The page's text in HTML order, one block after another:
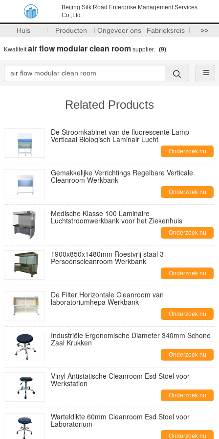
Beijing Silk Road Enterprise Management Services
Co.,Ltd.
Huis Producten Ongeveer ons Fabrieksreis >>
Kwaliteitair flow modular clean room supplier. (9)
Related Products
De Stroomkabinet van de fluorescente Lamp
Verticaal Biologisch Laminair Lucht
Onderzoek nu
Gemakkelijke Verrichtings Regelbare Verticale
Cleanroom Werkbank
Onderzoek nu
Medische Klasse 100 Laminaire
Luchtstroomwerkbank voor het Ziekenhuis
Onderzoek nu
1900x850x1480mm Roestvrij staal 3
Persoonscleanroom Werkbank
Onderzoek nu
De Filter Horizontale Cleanroom van
laboratoriumhepa Werkbank
Onderzoek nu
Industriële Ergonomische Diameter 340mm Schone
Zaal Krukken
Onderzoek nu
Vinyl Antistatische Cleanroom Esd Stoel voor
Werkstation
Onderzoek nu
Warteldikte 60mm Cleanroom Esd Stoel voor
Laboratorium
Onderzoek nu